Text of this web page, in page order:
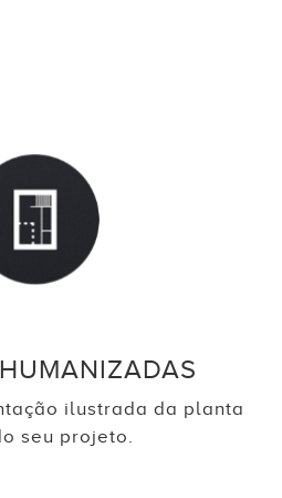
ilustrada da planta
seu projeto.